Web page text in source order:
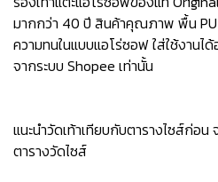
มากกว่า 40 ปี สินค้าคุณภาพ พื้น PU
ความทนในแบบแอโร่ซอฟ ใส่ใช้งานไ
จากระบบ Shopee เท่านั้น
แนะนำวัดเท้าเทียบกับตารางไซส์ก่อน
ตารางวัดไซส์